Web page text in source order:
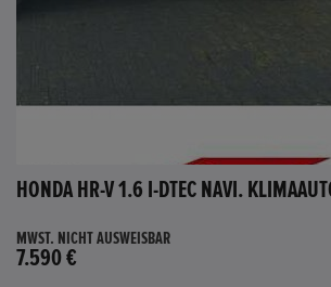
MWST. NICHT AUSWEISBAR
7.590 €